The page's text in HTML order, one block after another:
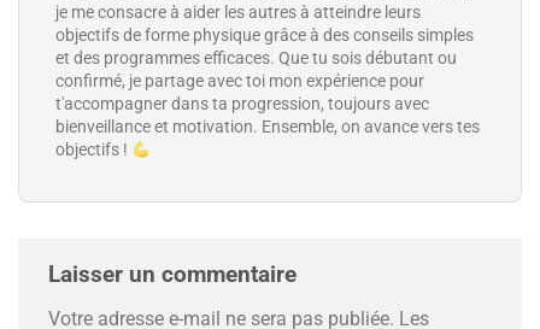
je me consacre à aider les autres à atteindre leurs
objectifs de forme physique grâce à des conseils simples
et des programmes efficaces. Que tu sois débutant ou
confirmé, je partage avec toi mon expérience pour
t'accompagner dans ta progression, toujours avec
bienveillance et motivation. Ensemble, on avance vers tes
objectifs !
Laisser un commentaire
Votre adresse e-mail ne sera pas publiée. Les